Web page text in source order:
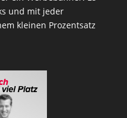
und mit jeder
kleinen Prozentsatz